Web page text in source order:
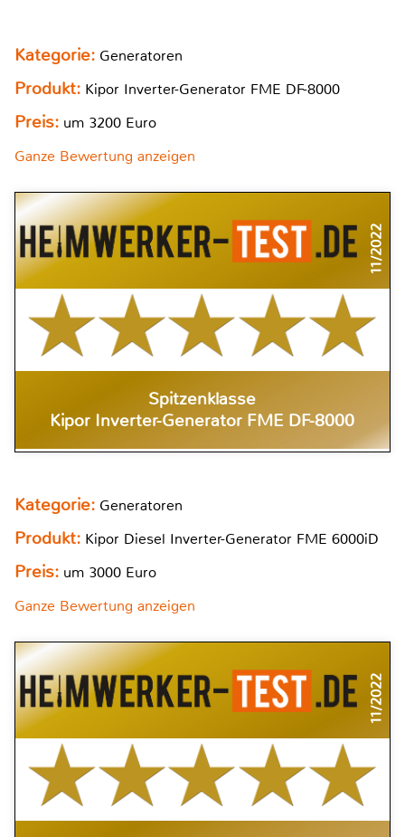
Kategorie: Generatoren
Produkt: Kipor Inverter-Generator FME DF-8000
Preis: um 3200 Euro
Ganze Bewertung anzeigen
11/2022
Spitzenklasse
Kipor Inverter-Generator FME DF-8000
Kategorie: Generatoren
Produkt: Kipor Diesel Inverter-Generator FME 6000iD
Preis: um 3000 Euro
Ganze Bewertung anzeigen
11/2022